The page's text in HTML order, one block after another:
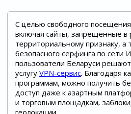
С целью свободного
включая сайты, запрещенные в
территориальному признаку, а
безопасного серфинга по сети
пользователи Беларуси
услугу VPN-сервис. Благодаря
программам, можно получить
доступ даже к азартным
и торговым площадкам,